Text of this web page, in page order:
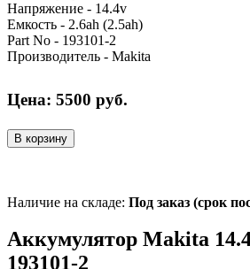
Напряжение - 14.4v
Емкость - 2.6ah (2.5ah)
Part No - 193101-2
Производитель - Makita
Цена: 5500 руб.
В корзину
Наличие на складе: Под заказ (срок
Аккумулятор Makita
193101-2